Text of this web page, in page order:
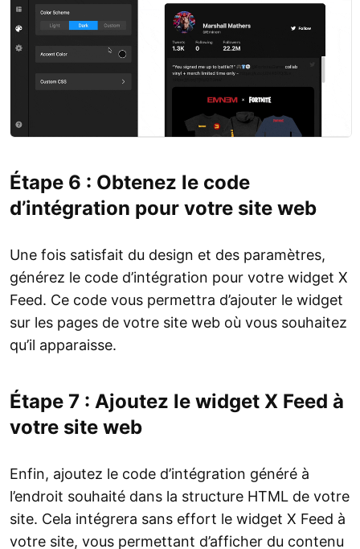
Étape 6 : Obtenez le code
d’intégration pour votre site web
Une fois satisfait du design et des paramètres,
générez le code d’intégration pour votre widget X
Feed. Ce code vous permettra d’ajouter le widget
sur les pages de votre site web où vous souhaitez
qu’il apparaisse.
Étape 7 : Ajoutez le widget X Feed à
votre site web
Enfin, ajoutez le code d’intégration généré à
l’endroit souhaité dans la structure HTML de votre
site. Cela intégrera sans effort le widget X Feed à
votre site, vous permettant d’afficher du contenu